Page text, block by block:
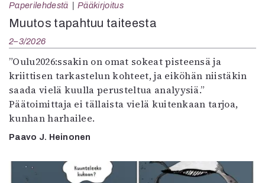
Paperilehdestä Pääkirjoitus
Muutos tapahtuu taiteesta
2–3/2026
”Oulu2026:ssakin on omat sokeat pisteensä ja
kriittisen tarkastelun kohteet, ja eiköhän niistäkin
saada vielä kuulla perusteltua analyysiä.”
Päätoimittaja ei tällaista vielä kuitenkaan tarjoa,
kunhan harhailee.
Paavo J. Heinonen